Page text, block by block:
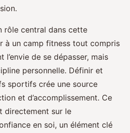
rôle central dans cette
à un camp fitness tout compris
l’envie de se dépasser, mais
personnelle. Définir et
sportifs crée une source
et d’accomplissement. Ce
directement sur le
en soi, un élément clé